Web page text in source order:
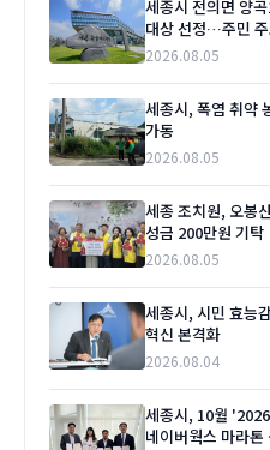
세종시 전의면 양
대상 선정…주민
2026.08.05
세종시, 폭염 취약
가동
2026.08.05
세종 조치원, 오봉
성금 200만원 기탁
2026.08.05
세종시, 시민 효능
혁신 본격화
2026.08.04
세종시, 10월
네이버웍스 마라톤